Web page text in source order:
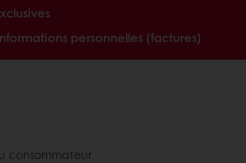
personnelles (factures)
consommateur